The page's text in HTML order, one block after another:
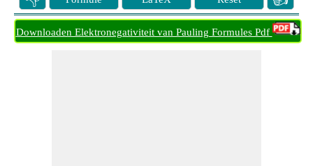
Downloaden Elektronegativiteit van Pauling Formules Pdf